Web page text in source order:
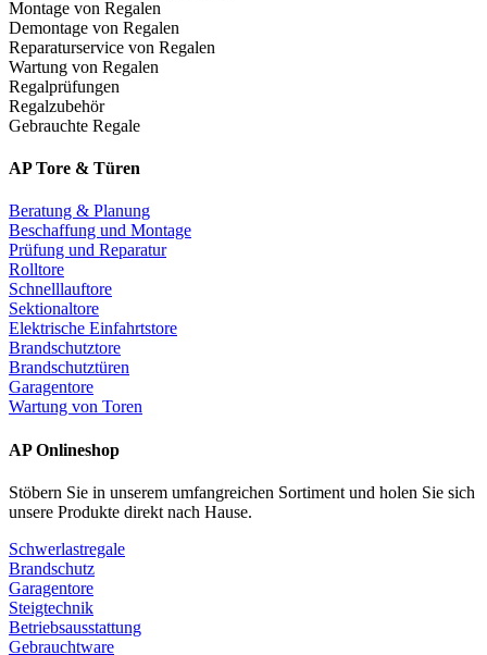
Montage von Regalen
Demontage von Regalen
Reparaturservice von Regalen
Wartung von Regalen
Regalprüfungen
Regalzubehör
Gebrauchte Regale
AP Tore & Türen
Beratung & Planung
Beschaffung und Montage
Prüfung und Reparatur
Rolltore
Schnelllauftore
Sektionaltore
Elektrische Einfahrtstore
Brandschutztore
Brandschutztüren
Garagentore
Wartung von Toren
AP Onlineshop
Stöbern Sie in unserem umfangreichen Sortiment und holen Sie sich
unsere Produkte direkt nach Hause.
Schwerlastregale
Brandschutz
Garagentore
Steigtechnik
Betriebsausstattung
Gebrauchtware